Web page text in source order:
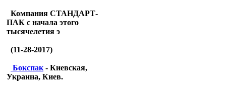
Компания СТАНДАРТ-
ПАК с начала этого
тысячелетия э
(11-28-2017)
Бокспак - Киевская,
Украина, Киев.